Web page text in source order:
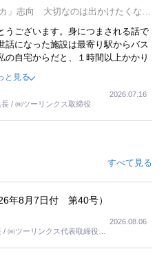
ナンバーの高級外車が停まっている
ると確信したそうです。今回の記
」志向 大切なのは出かけたくなる
ございます。身につまされる話で
話になった施設は最寄り駅からバス
自宅からだと、１時間以上かかり
う理由で、その施設を選択したので
事ででした。シニアの住まい選び
る家族の足の便も考えない外池ない
と見る
/ ㈱ツーリンクス取締役
2026.07.16
すべて見る
年8月7日付 第40号）
㈱ツーリンクス代表取締役社
2026.08.06